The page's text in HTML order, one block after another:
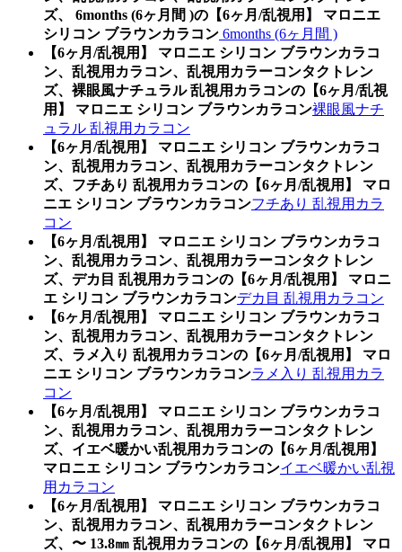
ズ、 6months (6ヶ月間 )の【6ヶ月/乱視用】 マロニエ
シリコン ブラウンカラコン 6months (6ヶ月間 )
【6ヶ月/乱視用】 マロニエ シリコン ブラウンカラコ
ン、乱視用カラコン、乱視用カラーコンタクトレン
ズ、裸眼風ナチュラル 乱視用カラコンの【6ヶ月/乱視
用】 マロニエ シリコン ブラウンカラコン裸眼風ナチ
ュラル 乱視用カラコン
【6ヶ月/乱視用】 マロニエ シリコン ブラウンカラコ
ン、乱視用カラコン、乱視用カラーコンタクトレン
ズ、フチあり 乱視用カラコンの【6ヶ月/乱視用】 マロ
ニエ シリコン ブラウンカラコンフチあり 乱視用カラ
コン
【6ヶ月/乱視用】 マロニエ シリコン ブラウンカラコ
ン、乱視用カラコン、乱視用カラーコンタクトレン
ズ、デカ目 乱視用カラコンの【6ヶ月/乱視用】 マロニ
エ シリコン ブラウンカラコンデカ目 乱視用カラコン
【6ヶ月/乱視用】 マロニエ シリコン ブラウンカラコ
ン、乱視用カラコン、乱視用カラーコンタクトレン
ズ、ラメ入り 乱視用カラコンの【6ヶ月/乱視用】 マロ
ニエ シリコン ブラウンカラコンラメ入り 乱視用カラ
コン
【6ヶ月/乱視用】 マロニエ シリコン ブラウンカラコ
ン、乱視用カラコン、乱視用カラーコンタクトレン
ズ、イエベ暖かい乱視用カラコンの【6ヶ月/乱視用】
マロニエ シリコン ブラウンカラコンイエベ暖かい乱視
用カラコン
【6ヶ月/乱視用】 マロニエ シリコン ブラウンカラコ
ン、乱視用カラコン、乱視用カラーコンタクトレン
ズ、〜 13.8㎜ 乱視用カラコンの【6ヶ月/乱視用】 マロ